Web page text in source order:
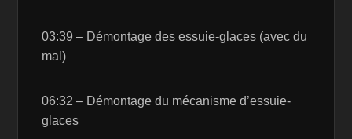
03:39 – Démontage des essuie-glaces (avec du
mal)
06:32 – Démontage du mécanisme d’essuie-
glaces